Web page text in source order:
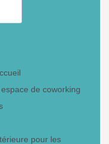
de coworking
pour les